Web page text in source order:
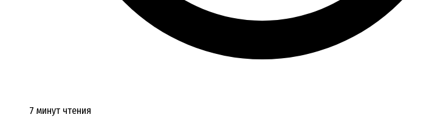
7 минут чтения